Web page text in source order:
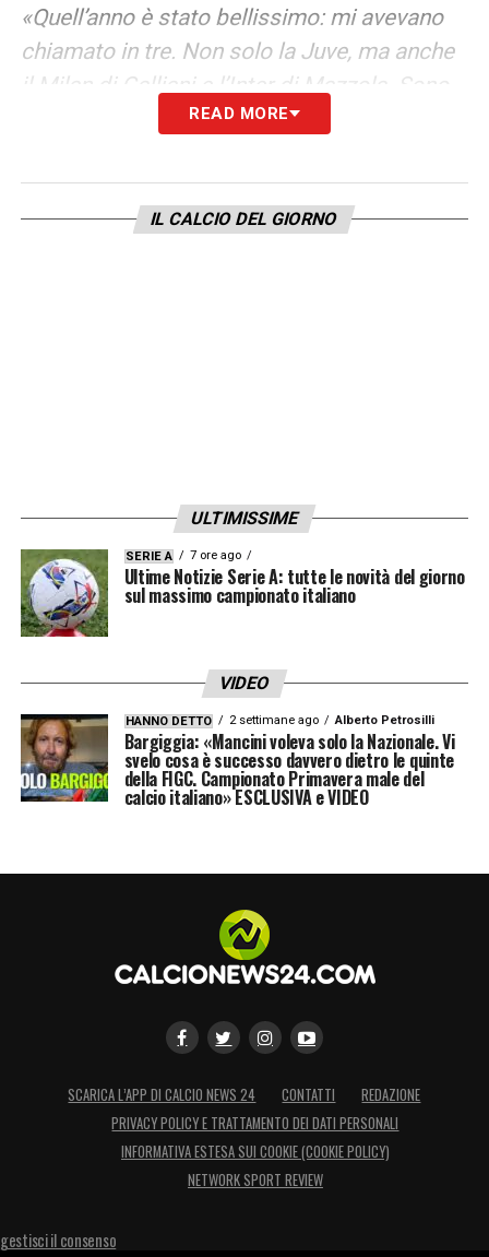
«Quell’anno è stato bellissimo: mi avevano
chiamato in tre. Non solo la Juve, ma anche
il Milan di Galliani e l’Inter di Mazzola. Sono
cresciuto in una famiglia juventina… ha
vinto la Champions, con giocatori come
Zidane e Del Piero. E nello spogliatoio c’era
READ MORE
IL CALCIO DEL GIORNO
ULTIMISSIME
SERIE A 7 ore ago
Ultime Notizie Serie A: tutte le novità del giorno
sul massimo campionato italiano
VIDEO
HANNO DETTO 2 settimane ago Alberto Petrosilli
Bargiggia: «Mancini voleva solo la Nazionale. Vi
svelo cosa è successo davvero dietro le quinte
della FIGC. Campionato Primavera male del
calcio italiano» ESCLUSIVA e VIDEO
SCARICA L’APP DI CALCIO NEWS 24 CONTATTI
REDAZIONE
PRIVACY POLICY E TRATTAMENTO DEI DATI PERSONALI
INFORMATIVA ESTESA SUI COOKIE (COOKIE POLICY)
NETWORK SPORT REVIEW
gestisci il consenso